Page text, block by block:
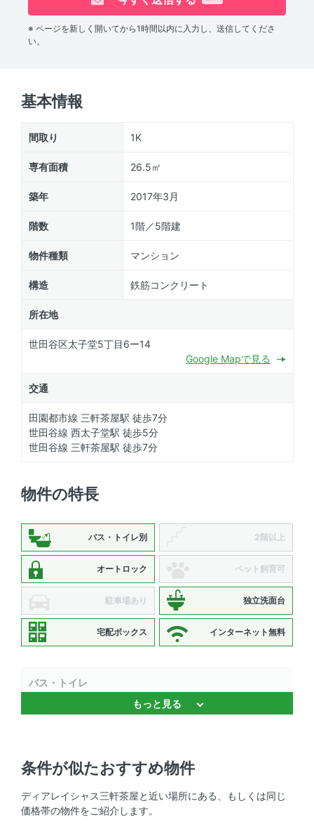
※ ページを新しく開いてから1時間以内に入力し、送信してくださ
い。
基本情報
間取り 1K
専有面積 26.5㎡
築年 2017年3月
階数 1階／5階建
物件種類 マンション
構造 鉄筋コンクリート
所在地
世田谷区太子堂5丁目6ー14
Google Mapで見る
交通
田園都市線 三軒茶屋駅 徒歩7分
世田谷線 西太子堂駅 徒歩5分
世田谷線 三軒茶屋駅 徒歩7分
物件の特長
バス・トイレ別 2階以上
オートロック ペット飼育可
駐車場あり 独立洗面台
宅配ボックス インターネット無料
バス・トイレ
浴室乾燥機 、 バストイレ別 、 独立洗面台 、 温水洗浄便
セキュリティ
もっと見る
条件が似たおすすめ物件
ディアレイシャス三軒茶屋と近い場所にある、もしくは同じ
価格帯の物件をご紹介します。